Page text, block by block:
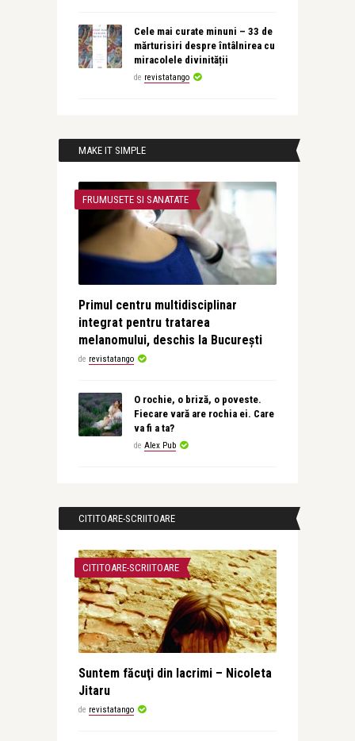
Cele mai curate minuni – 33 de
mărturisiri despre întâlnirea cu
miracolele divinității
de revistatango
MAKE IT SIMPLE
FRUMUSETE SI SANATATE
Primul centru multidisciplinar
integrat pentru tratarea
melanomului, deschis la București
de revistatango
O rochie, o briză, o poveste.
Fiecare vară are rochia ei. Care
va fi a ta?
de Alex Pub
CITITOARE-SCRIITOARE
CITITOARE-SCRIITOARE
Suntem făcuţi din lacrimi – Nicoleta
Jitaru
de revistatango